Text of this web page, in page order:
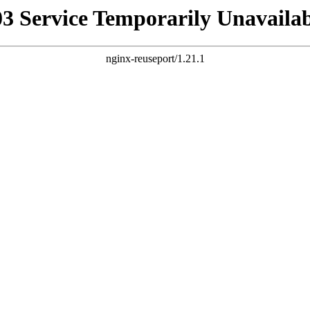
Service Temporarily
nginx-reuseport/1.21.1